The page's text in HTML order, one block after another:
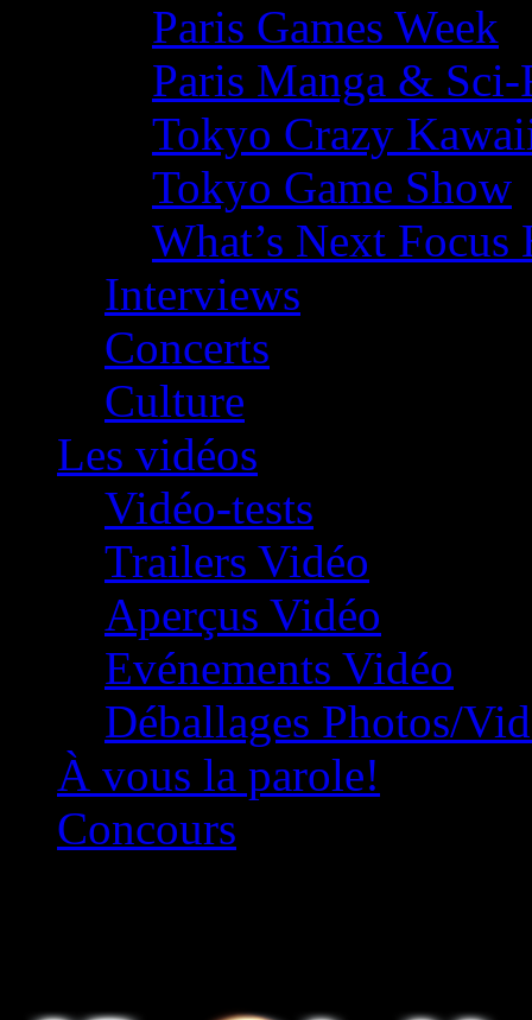
Paris Games Week
Paris Manga &
Tokyo Crazy
Tokyo Game Show
What’s Next
Interviews
Concerts
Culture
Les vidéos
Vidéo-tests
Trailers Vidéo
Aperçus Vidéo
Evénements Vidéo
Déballages Photos/
À vous la parole!
Concours